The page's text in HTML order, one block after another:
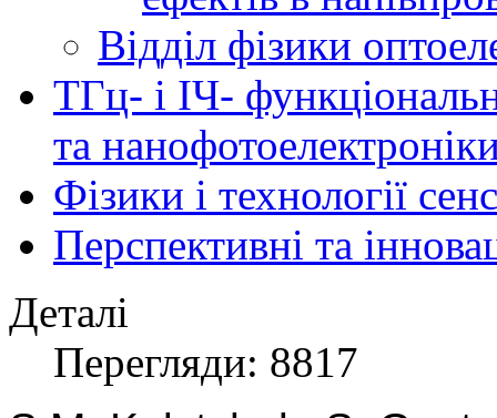
Відділ фізики
ТГц- і ІЧ-
та
Фізики і технології
Перспективні та
Деталі
Перегляди: 8817